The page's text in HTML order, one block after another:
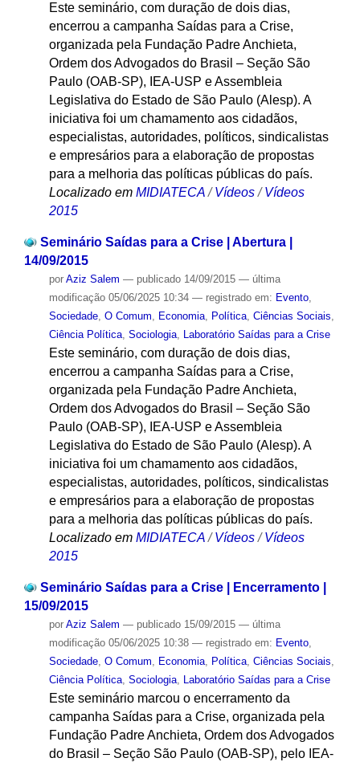
Este seminário, com duração de dois dias,
encerrou a campanha Saídas para a Crise,
organizada pela Fundação Padre Anchieta,
Ordem dos Advogados do Brasil – Seção São
Paulo (OAB-SP), IEA-USP e Assembleia
Legislativa do Estado de São Paulo (Alesp). A
iniciativa foi um chamamento aos cidadãos,
especialistas, autoridades, políticos, sindicalistas
e empresários para a elaboração de propostas
para a melhoria das políticas públicas do país.
Localizado em MIDIATECA /Vídeos /Vídeos
2015
Seminário Saídas para a Crise | Abertura |
14/09/2015
por Aziz Salem — publicado14/09/2015 — última
modificação05/06/2025 10:34 — registrado em: Evento,
Sociedade, O Comum, Economia, Política, Ciências Sociais,
Ciência Política, Sociologia, Laboratório Saídas para a Crise
Este seminário, com duração de dois dias,
encerrou a campanha Saídas para a Crise,
organizada pela Fundação Padre Anchieta,
Ordem dos Advogados do Brasil – Seção São
Paulo (OAB-SP), IEA-USP e Assembleia
Legislativa do Estado de São Paulo (Alesp). A
iniciativa foi um chamamento aos cidadãos,
especialistas, autoridades, políticos, sindicalistas
e empresários para a elaboração de propostas
para a melhoria das políticas públicas do país.
Localizado em MIDIATECA /Vídeos /Vídeos
2015
Seminário Saídas para a Crise | Encerramento |
15/09/2015
por Aziz Salem — publicado15/09/2015 — última
modificação05/06/2025 10:38 — registrado em: Evento,
Sociedade, O Comum Economia, Política, Ciências Sociais
Ciência Política, Sociologia, Laboratório Saídas para a Crise
Este seminário marcou o encerramento da
campanha Saídas para a Crise, organizada pela
Fundação Padre Anchieta, Ordem dos Advogados
do Brasil – Seção São Paulo (OAB-SP), pelo IEA-